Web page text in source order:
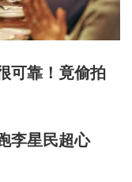
可靠！竟偷拍
李星民超心